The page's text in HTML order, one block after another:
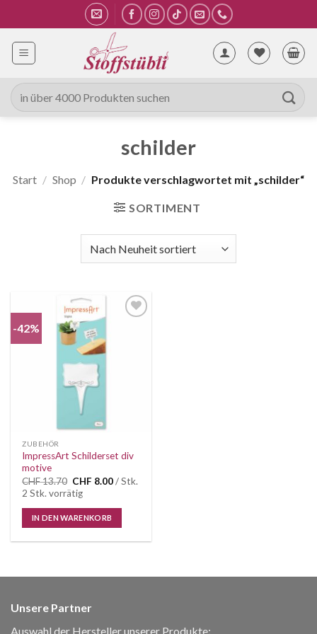
Inhalt
springen
Suche
nach:
schilder
Start / Shop / Produkte verschlagwortet mit „schilder“
SORTIMENT
-42%
Wunschliste
ZUBEHÖR
ImpressArt Schilderset div
motive
CHF13.70 Ursprünglicher
Preis
war:
CHF 13.70
CHF 8.00Aktueller
Preis
CHF 8.00.
/ Stk.
2 Stk. vorrätig
IN DEN WARENKORB
Unsere Partner
Auswahl der Hersteller unserer Produkte: